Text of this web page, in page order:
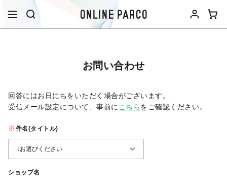
お問い合わせ
回答にはお日にちをいただく場合がございます。
受信メール設定について、事前に こちらをご確認ください。​
件名(タイトル)
ショップ名